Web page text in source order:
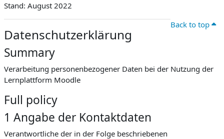
Stand: August 2022
Back to top
Datenschutzerklärung
Summary
Verarbeitung personenbezogener Daten bei der Nutzung der
Lernplattform Moodle
Full policy
1 Angabe der Kontaktdaten
Verantwortliche der in der Folge beschriebenen